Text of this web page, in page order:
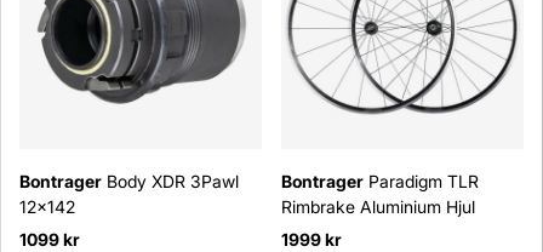
Bontrager Body XDR 3Pawl
12x142
1099 kr
Bontrager Paradigm TLR
Rimbrake Aluminium Hjul
1999 kr